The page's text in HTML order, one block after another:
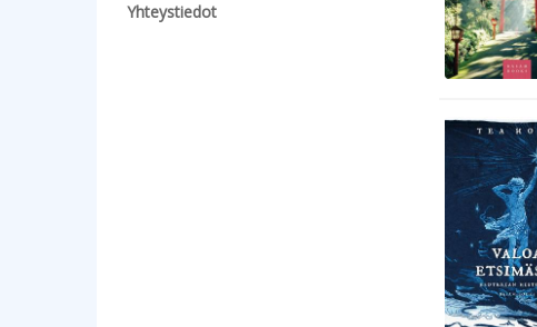
Yhteystiedot